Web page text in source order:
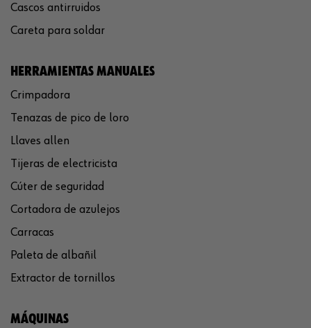
Cascos antirruidos
Careta para soldar
HERRAMIENTAS MANUALES
Crimpadora
Tenazas de pico de loro
Llaves allen
Tijeras de electricista
Cúter de seguridad
Cortadora de azulejos
Carracas
Paleta de albañil
Extractor de tornillos
MÁQUINAS